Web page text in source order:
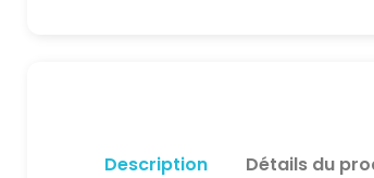
Description Détails du